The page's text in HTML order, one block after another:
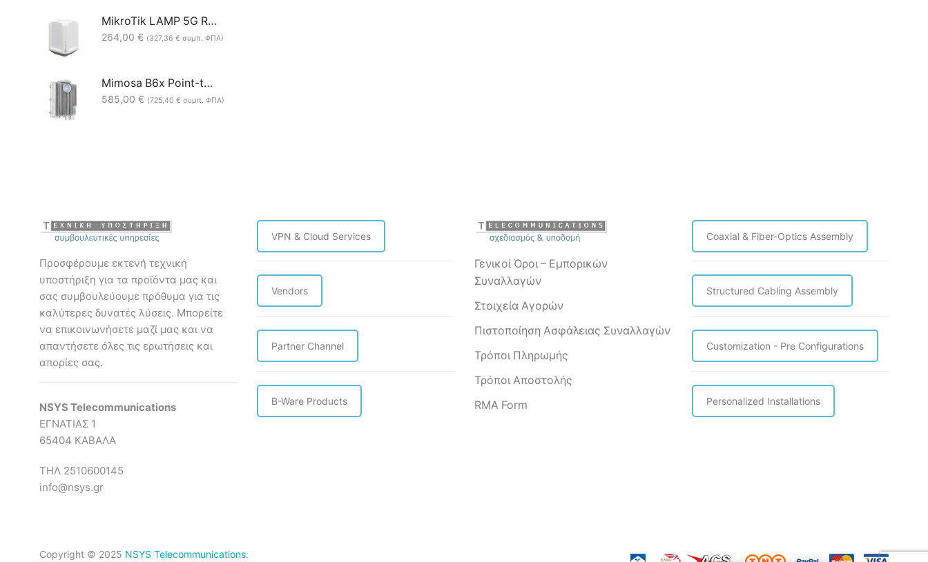
MikroTik LAMP 5G R16 LAMPGM&RG520F-EU 4x4MIMO (Level 3)
264,00 € (327,36 € συμπ. ΦΠΑ)
Mimosa B6x Point-to-Point (PTP) 5.15–6.425 GHz Backhaul Radio
585,00 € (725,40 € συμπ. ΦΠΑ)
Προσφέρουμε εκτενή τεχνική
υποστήριξη για τα προϊόντα μας και
σας συμβουλεύουμε πρόθυμα για τις
καλύτερες δυνατές λύσεις. Mπορείτε
να επικοινωνήσετε μαζί μας και να
απαντήσετε όλες τις ερωτήσεις και
απορίες σας.
NSYS Telecommunications
ΕΓΝΑΤΙΑΣ 1
65404 ΚΑΒΑΛΑ
ΤΗΛ 2510600145
info@nsys.gr
VPN & Cloud Services
Vendors
Partner Channel
B-Ware Products
Γενικοί Όροι – Εμπορικών
Συναλλαγών
Στοιχεία Αγορών
Πιστοποίηση Ασφάλειας Συναλλαγών
Τρόποι Πληρωμής
Τρόποι Αποστολής
RMA Form
Coaxial & Fiber-Optics Assembly
Structured Cabling Assembly
Customization - Pre Configurations
Personalized Installations
Copyright © 2025 NSYS Telecommunications.